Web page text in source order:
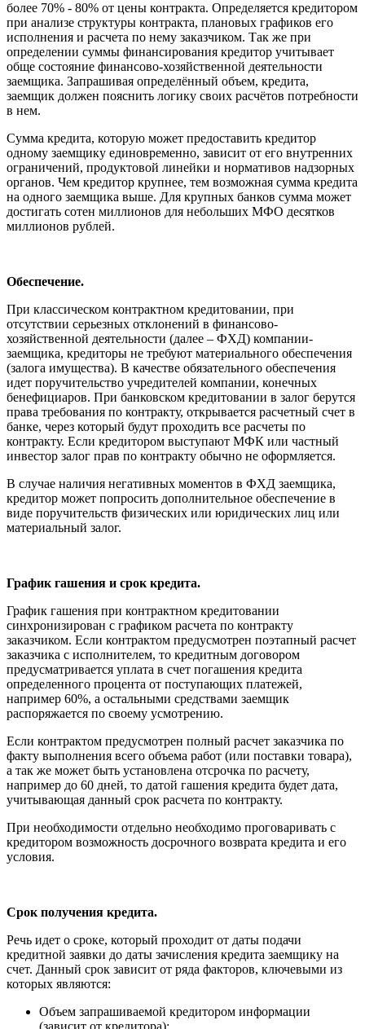
более 70% - 80% от цены контракта. Определяется кредитором
при анализе структуры контракта, плановых графиков его
исполнения и расчета по нему заказчиком. Так же при
определении суммы финансирования кредитор учитывает
обще состояние финансово-хозяйственной деятельности
заемщика. Запрашивая определённый объем, кредита,
заемщик должен пояснить логику своих расчётов потребности
в нем.
Сумма кредита, которую может предоставить кредитор
одному заемщику единовременно, зависит от его внутренних
ограничений, продуктовой линейки и нормативов надзорных
органов. Чем кредитор крупнее, тем возможная сумма кредита
на одного заемщика выше. Для крупных банков сумма может
достигать сотен миллионов для небольших МФО десятков
миллионов рублей.
Обеспечение.
При классическом контрактном кредитовании, при
отсутствии серьезных отклонений в финансово-
хозяйственной деятельности (далее – ФХД) компании-
заемщика, кредиторы не требуют материального обеспечения
(залога имущества). В качестве обязательного обеспечения
идет поручительство учредителей компании, конечных
бенефициаров. При банковском кредитовании в залог берутся
права требования по контракту, открывается расчетный счет в
банке, через который будут проходить все расчеты по
контракту. Если кредитором выступают МФК или частный
инвестор залог прав по контракту обычно не оформляется.
В случае наличия негативных моментов в ФХД заемщика,
кредитор может попросить дополнительное обеспечение в
виде поручительств физических или юридических лиц или
материальный залог.
График гашения и срок кредита.
График гашения при контрактном кредитовании
синхронизирован с графиком расчета по контракту
заказчиком. Если контрактом предусмотрен поэтапный расчет
заказчика с исполнителем, то кредитным договором
предусматривается уплата в счет погашения кредита
определенного процента от поступающих платежей,
например 60%, а остальными средствами заемщик
распоряжается по своему усмотрению.
Если контрактом предусмотрен полный расчет заказчика по
факту выполнения всего объема работ (или поставки товара),
а так же может быть установлена отсрочка по расчету,
например до 60 дней, то датой гашения кредита будет дата,
учитывающая данный срок расчета по контракту.
При необходимости отдельно необходимо проговаривать с
кредитором возможность досрочного возврата кредита и его
условия.
Срок получения кредита.
Речь идет о сроке, который проходит от даты подачи
кредитной заявки до даты зачисления кредита заемщику на
счет. Данный срок зависит от ряда факторов, ключевыми из
которых являются:
Объем запрашиваемой кредитором информации
(зависит от кредитора);